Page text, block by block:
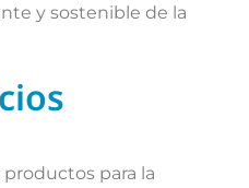
y sostenible de la
para la